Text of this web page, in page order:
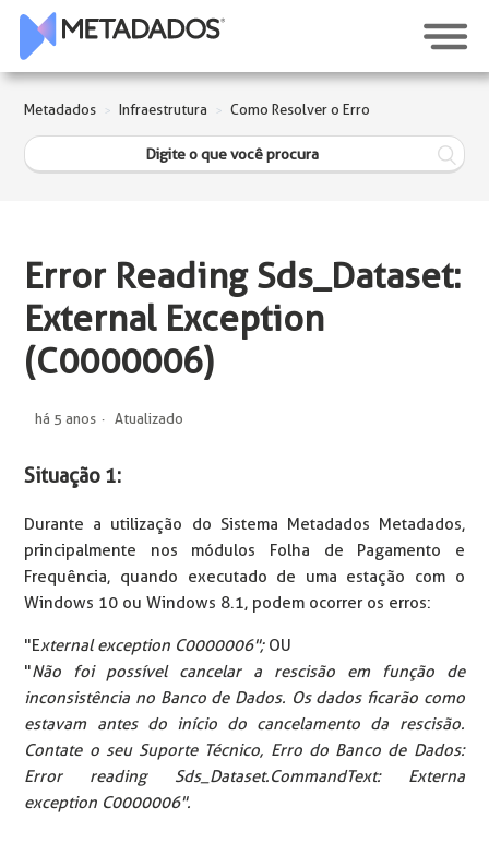
Metadados Infraestrutura Como Resolver o Erro
Error Reading Sds_Dataset:
External Exception
(C0000006)
há 5 anos Atualizado
Situação 1:
Durante a utilização do Sistema Metadados Metadados,
principalmente nos módulos Folha de Pagamento e
Frequência, quando executado de uma estação com o
Windows 10 ou Windows 8.1, podem ocorrer os erros:
"External exception C0000006"; OU
"Não foi possível cancelar a rescisão em função de
inconsistência no Banco de Dados. Os dados ficarão como
estavam antes do início do cancelamento da rescisão.
Contate o seu Suporte Técnico, Erro do Banco de Dados:
Error reading Sds_Dataset.CommandText: Externa
exception C0000006".